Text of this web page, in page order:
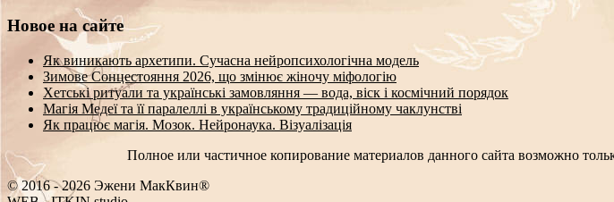
Новое на сайте
Як виникають архетипи. Сучасна нейропсихологічна модель
Зимове Сонцестояння 2026, що змінює жіночу міфологію
Хетські ритуали та українські замовляння — вода, віск і космічний порядок
Магія Медеї та її паралеллі в українському традиційному чаклунстві
Як працює магія. Мозок. Нейронаука. Візуалізація
Полное или частичное копирование материалов данного сайта возможно
© 2016 - 2026 Эжени МакКвин®